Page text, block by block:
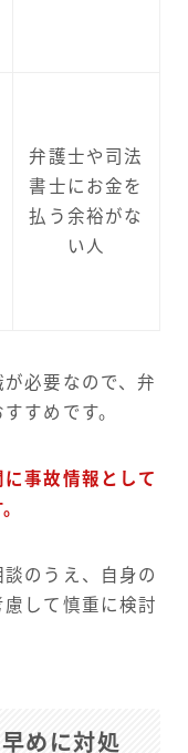
弁護士や司法
書士にお金を
払う余裕がな
い人
必要なので、弁
すめです。
事故情報として
のうえ、自身の
して慎重に検討
めに対処